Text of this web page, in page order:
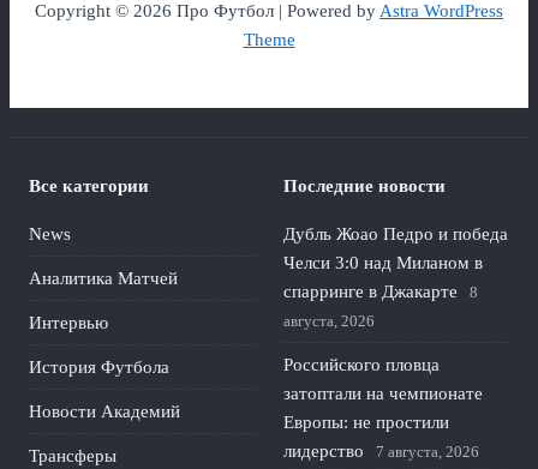
Copyright © 2026 Про Футбол | Powered byAstra WordPress
Theme
Все категории
News
Аналитика Матчей
Интервью
История Футбола
Новости Академий
Трансферы
Последние новости
Дубль Жоао Педро и победа
Челси 3:0 над Миланом в
спарринге в Джакарте
8
августа, 2026
Российского пловца
затоптали на чемпионате
Европы: не простили
лидерство
7 августа, 2026